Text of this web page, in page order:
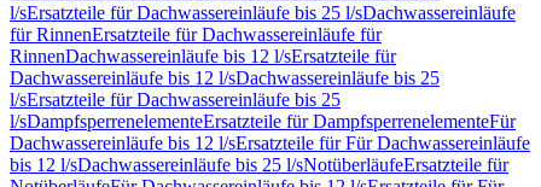
l/sErsatzteile für Dachwassereinläufe bis 25 l/sDachwassereinläufe
für RinnenErsatzteile für Dachwassereinläufe für
RinnenDachwassereinläufe bis 12 l/sErsatzteile für
Dachwassereinläufe bis 12 l/sDachwassereinläufe bis 25
l/sErsatzteile für Dachwassereinläufe bis 25
l/sDampfsperrenelementeErsatzteile für DampfsperrenelementeFür
Dachwassereinläufe bis 12 l/sErsatzteile für Für Dachwassereinläufe
bis 12 l/sDachwassereinläufe bis 25 l/sNotüberläufeErsatzteile für